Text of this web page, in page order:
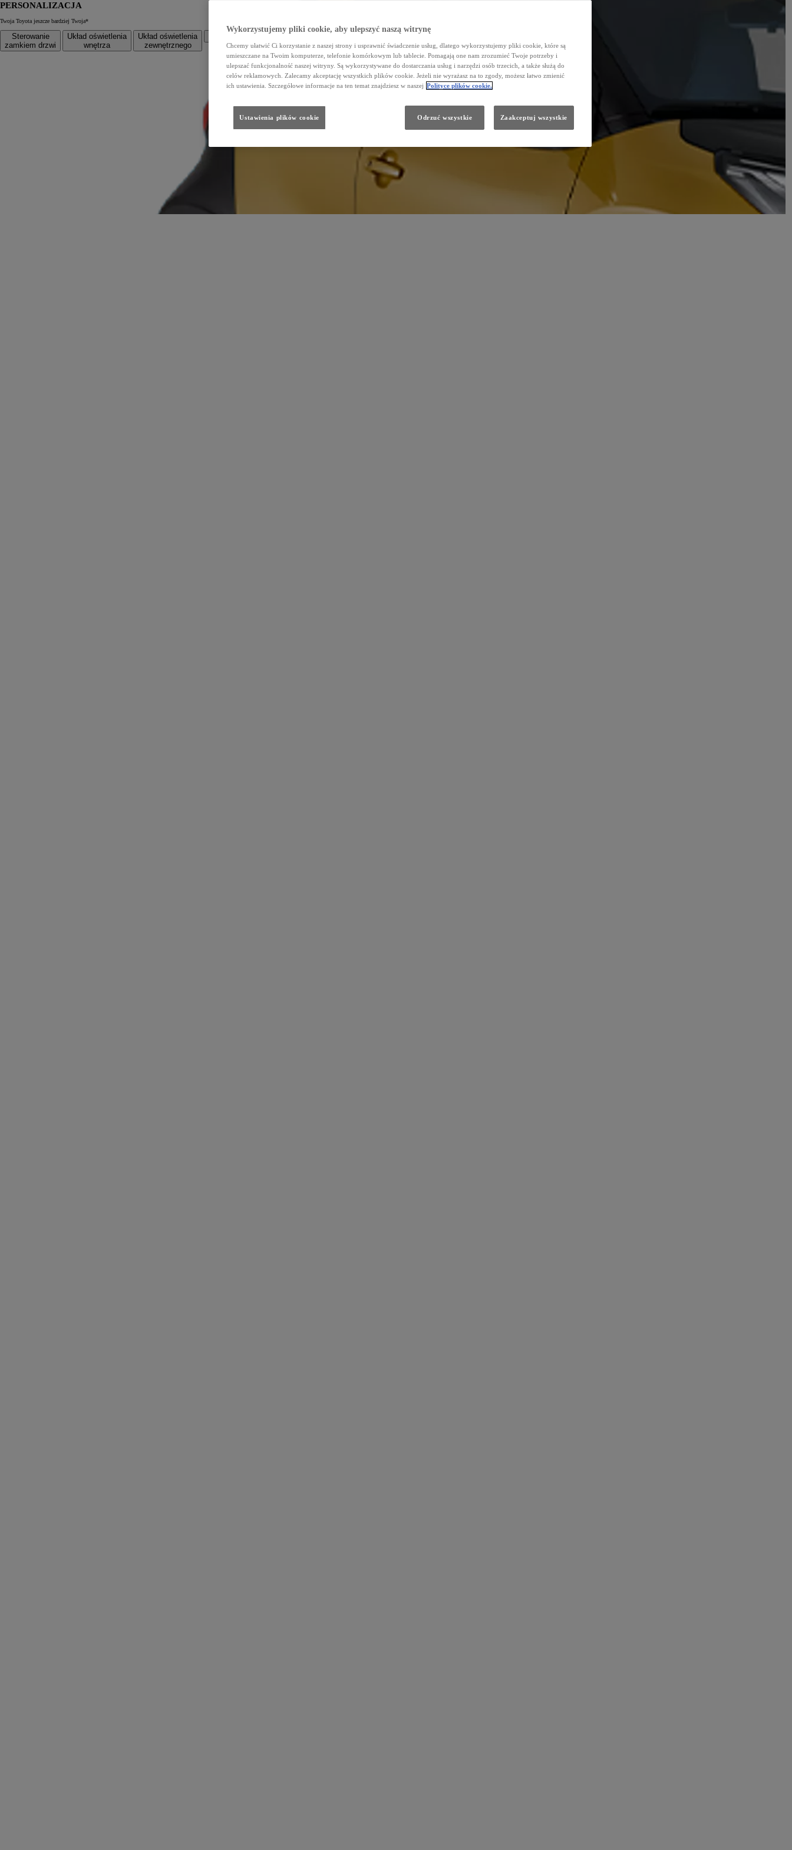
PERSONALIZACJA
Twoja Toyota jeszcze bardziej Twoja*
Sterowanie
zamkiem drzwi
Układ oświetlenia
wnętrza
Układ oświetlenia
zewnętrznego
Układ klimatyzacji
Wspomaganie
parkowania
Wykorzystujemy pliki cookie, aby ulepszyć naszą witrynę
Chcemy ułatwić Ci korzystanie z naszej strony i usprawnić świadczenie usług, dlatego wykorzystujemy pliki cookie, które są
umieszczane na Twoim komputerze, telefonie komórkowym lub tablecie. Pomagają one nam zrozumieć Twoje potrzeby i
ulepszać funkcjonalność naszej witryny. Są wykorzystywane do dostarczania usług i narzędzi osób trzecich, a także służą do
celów reklamowych. Zalecamy akceptację wszystkich plików cookie. Jeżeli nie wyrażasz na to zgody, możesz łatwo zmienić
ich ustawienia. Szczegółowe informacje na ten temat znajdziesz w naszej Polityce plików cookie.
Odrzuć wszystkie Zaakceptuj wszystkie
Ustawienia plików cookie